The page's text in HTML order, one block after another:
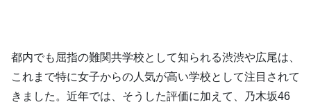
都内でも屈指の難関共学校として知られる渋渋や広尾は、
これまで特に女子からの人気が高い学校として注目されて
きました。近年では、そうした評価に加えて、乃木坂46